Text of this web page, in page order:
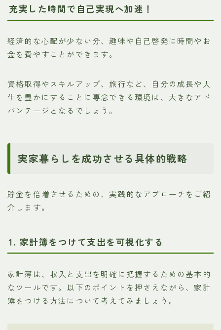
充実した時間で自己実現へ加速！
経済的な心配が少ない分、趣味や自己啓発に時間やお
金を費やすことができます。
資格取得やスキルアップ、旅行など、自分の成長や人
生を豊かにすることに専念できる環境は、大きなアド
バンテージとなるでしょう。
実家暮らしを成功させる具体的戦略
貯金を倍増させるための、実践的なアプローチをご紹
介します。
1. 家計簿をつけて支出を可視化する
家計簿は、収入と支出を明確に把握するための基本的
なツールです。以下のポイントを押さえながら、家計
簿をつける方法について考えてみましょう。